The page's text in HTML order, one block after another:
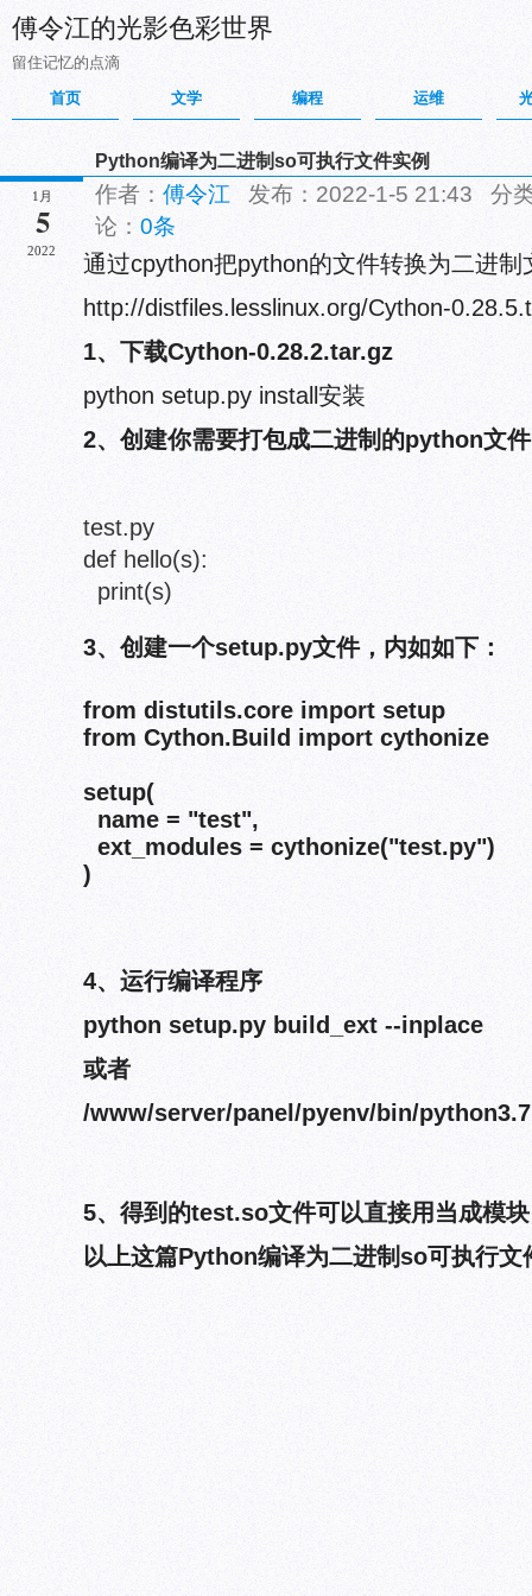
傅令江的光影色彩世界
留住记忆的点滴
首页
文学 编程 运维
1月
5
2022
Python编译为二进制so可执行文件实例
作者： 傅令江 发布：2022-1-5 21:43 分
论： 0条
通过cpython把python的文件转换为二进
http://distfiles.lesslinux.org/Cython-
1、下载Cython-0.28.2.tar.gz
python setup.py install安装
2、创建你需要打包成二进制的python文件
test.py
def hello(s):
print(s)
3、创建一个setup.py文件，内如如下：
from distutils.core import setup
from Cython.Build import cythonize
setup(
name = "test",
ext_modules = cythonize("test.py")
)
4、运行编译程序
python setup.py build_ext --inplace
或者
/www/server/panel/pyenv/bin/
5、得到的test.so文件可以直接用当成模
以上这篇Python编译为二进制so可执行文